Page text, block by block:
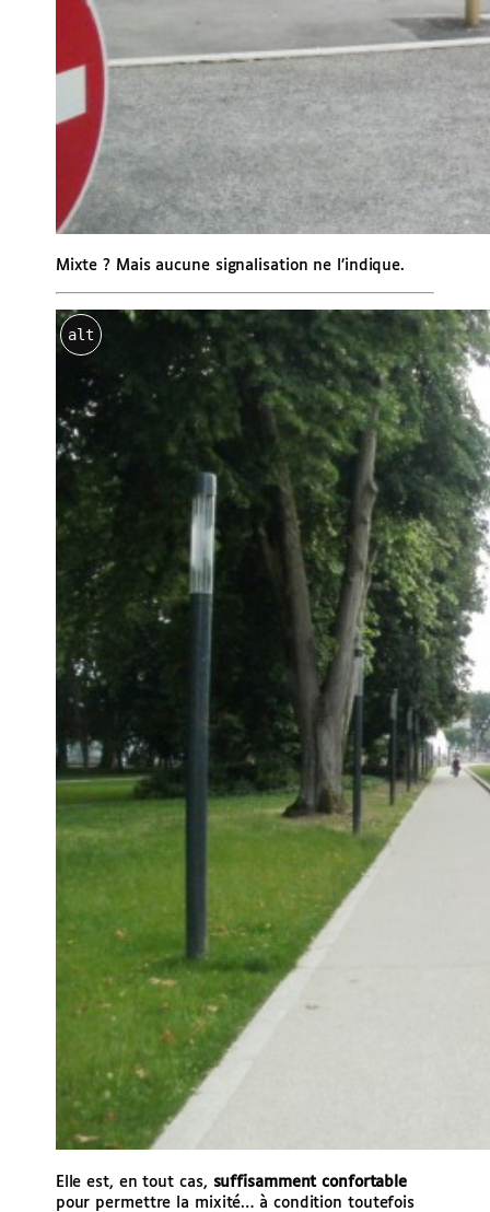
Mixte ? Mais aucune signalisation ne l’indique.
alt
Elle est, en tout cas, suffisamment confortable
pour permettre la mixité… à condition toutefois